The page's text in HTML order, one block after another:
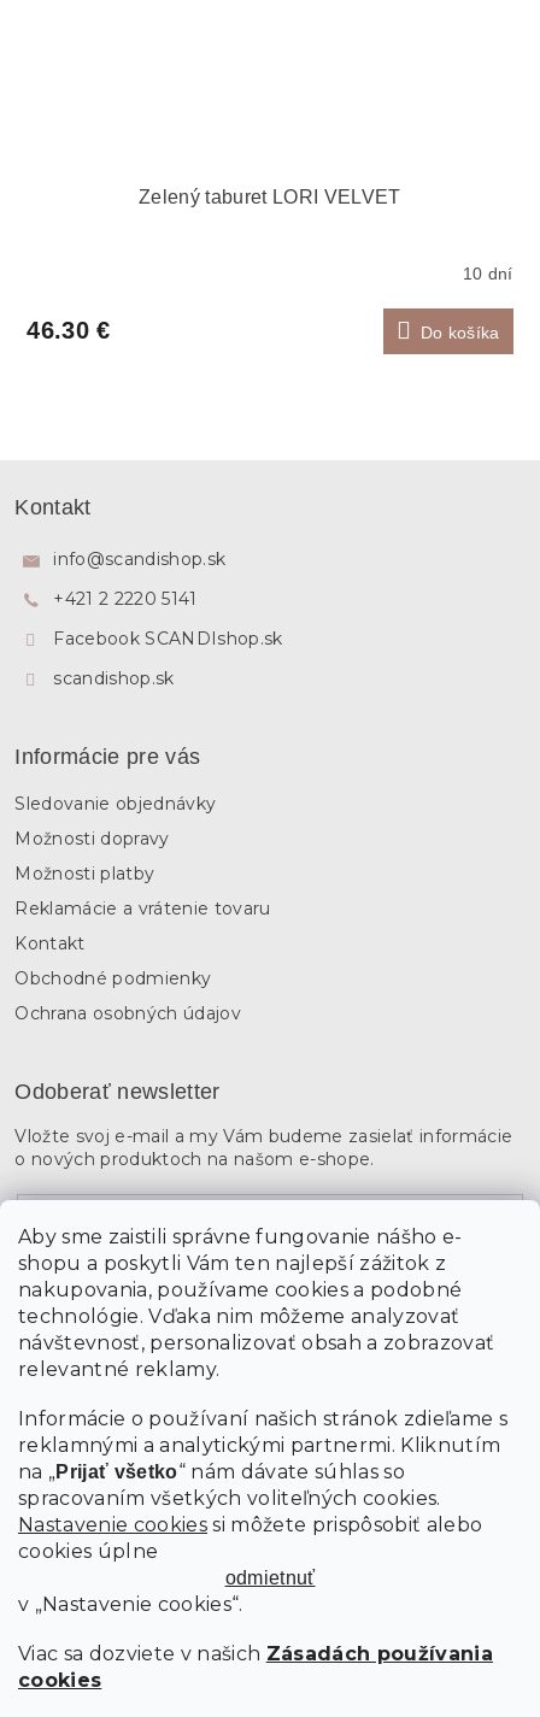
Aby sme zaistili správne fungovanie nášho e-
shopu a poskytli Vám ten najlepší zážitok z
nakupovania, používame cookies a podobné
technológie. Vďaka nim môžeme analyzovať
návštevnosť, personalizovať obsah a zobrazovať
relevantné reklamy.
Informácie o používaní našich stránok zdieľame s
reklamnými a analytickými partnermi. Kliknutím
na „Prijať všetko“ nám dávate súhlas so
spracovaním všetkých voliteľných cookies.
Nastavenie cookies si môžete prispôsobiť alebo
cookies úplne
odmietnuť
v „Nastavenie cookies“.
Viac sa dozviete v našich Zásadách používania
cookies
Zelený taburet LORI VELVET
10 dní
46.30 € Do košíka
Kontakt
info@scandishop.sk
+421 2 2220 5141
Facebook SCANDIshop.sk
scandishop.sk
Informácie pre vás
Sledovanie objednávky
Možnosti dopravy
Možnosti platby
Reklamácie a vrátenie tovaru
Kontakt
Obchodné podmienky
Ochrana osobných údajov
Odoberať newsletter
Vložte svoj e-mail a my Vám budeme zasielať informácie
o nových produktoch na našom e-shope.
Vložením údajov súhlasíte s podmienkami ochrany
osobných údajov
PRIHLÁSIŤ SA